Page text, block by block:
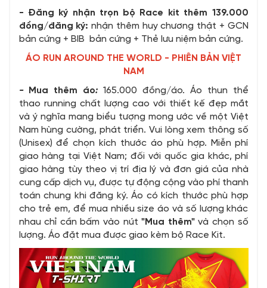
- Đăng ký nhận trọn bộ Race kit thêm 139.000
đồng/đăng ký: nhận thêm huy chương thật + GCN
bản cứng + BIB bản cứng + Thẻ lưu niệm bản cứng.
ÁO RUN AROUND THE WORLD - PHIÊN BẢN VIỆT
NAM
- Mua thêm áo: 165.000 đồng/áo. Áo thun thể
thao running chất lượng cao với thiết kế đẹp mắt
và ý nghĩa mang biểu tượng mong ước về một Việt
Nam hùng cường, phát triển. Vui lòng xem thông số
(Unisex) để chọn kích thước áo phù hợp. Miễn phí
giao hàng tại Việt Nam; đối với quốc gia khác, phí
giao hàng tùy theo vị trí địa lý và đơn giá của nhà
cung cấp dịch vụ, được tự động cộng vào phí thanh
toán chung khi đăng ký. Áo có kích thước phù hợp
cho trẻ em, để mua nhiều size áo và số lượng khác
nhau chỉ cần bấm vào nút"Mua thêm"và chọn số
lượng. Áo đặt mua được giao kèm bộ Race Kit.